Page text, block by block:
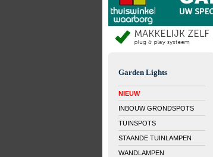
Garden Lights
NIEUW
INBOUW GRONDSPOTS
TUINSPOTS
STAANDE TUINLAMPEN
WANDLAMPEN